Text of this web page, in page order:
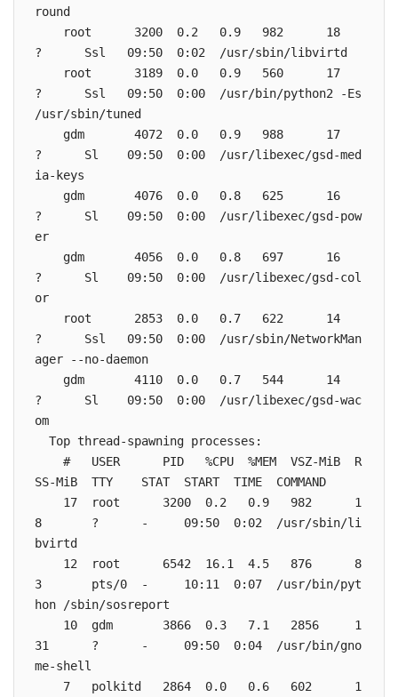
round
?      Ssl   09:50  0:02  /usr/sbin/libvirtd
?      Ssl   09:50  0:00  /usr/bin/python2 -Es
/usr/sbin/tuned
?      Sl    09:50  0:00  /usr/libexec/gsd-med
ia-keys
?      Sl    09:50  0:00  /usr/libexec/gsd-pow
er
?      Sl    09:50  0:00  /usr/libexec/gsd-col
or
?      Ssl   09:50  0:00  /usr/sbin/NetworkMan
ager --no-daemon
?      Sl    09:50  0:00  /usr/libexec/gsd-wac
om
  Top thread-spawning processes:
    #   USER      PID   %CPU  %MEM  VSZ-MiB  R
SS-MiB  TTY    STAT  START  TIME  COMMAND
8       ?      -     09:50  0:02  /usr/sbin/li
bvirtd
3       pts/0  -     10:11  0:07  /usr/bin/pyt
hon /sbin/sosreport
31      ?      -     09:50  0:04  /usr/bin/gno
me-shell